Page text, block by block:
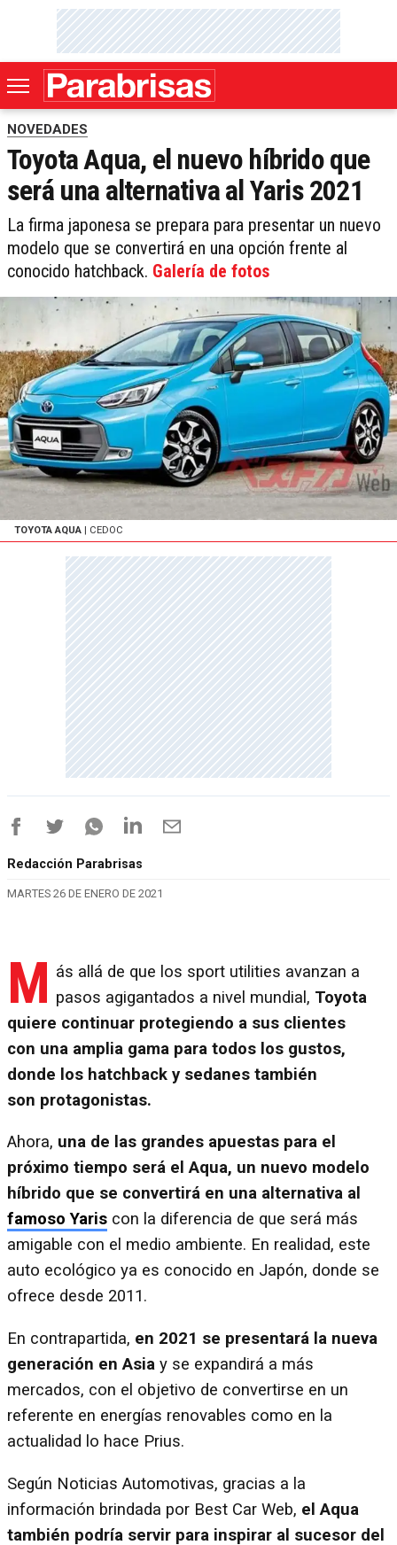
NOVEDADES
Toyota Aqua, el nuevo híbrido que
será una alternativa al Yaris 2021
La firma japonesa se prepara para presentar un nuevo
modelo que se convertirá en una opción frente al
conocido hatchback. Galería de fotos
TOYOTA AQUA | CEDOC
Redacción Parabrisas
MARTES 26 DE ENERO DE 2021
M ás allá de que los sport utilities avanzan a
pasos agigantados a nivel mundial, Toyota
quiere continuar protegiendo a sus clientes
con una amplia gama para todos los gustos,
donde los hatchback y sedanes también
son protagonistas.
Ahora, una de las grandes apuestas para el
próximo tiempo será el Aqua, un nuevo modelo
híbrido que se convertirá en una alternativa al
famoso Yaris con la diferencia de que será más
amigable con el medio ambiente. En realidad, este
auto ecológico ya es conocido en Japón, donde se
ofrece desde 2011.
En contrapartida, en 2021 se presentará la nueva
generación en Asia y se expandirá a más
mercados, con el objetivo de convertirse en un
referente en energías renovables como en la
actualidad lo hace Prius.
Según Noticias Automotivas, gracias a la
información brindada por Best Car Web, el Aqua
también podría servir para inspirar al sucesor del